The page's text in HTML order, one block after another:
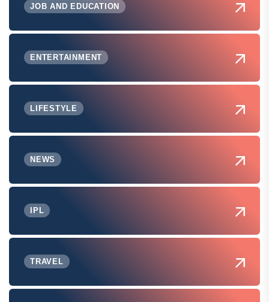
JOB AND EDUCATION
ENTERTAINMENT
LIFESTYLE
NEWS
IPL
TRAVEL